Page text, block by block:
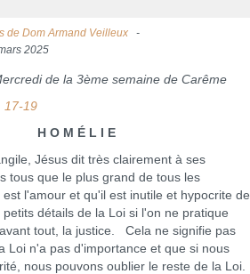
de Dom Armand Veilleux
2025
de la 3ème semaine de Carême
17-19
H O M É L I E
Jésus dit très clairement à ses
tous que le plus grand de tous les
l'amour et qu'il est inutile et hypocrite de
détails de la Loi si l'on ne pratique
tout, la justice. Cela ne signifie pas
Loi n'a pas d'importance et que si nous
nous pouvons oublier le reste de la Loi.